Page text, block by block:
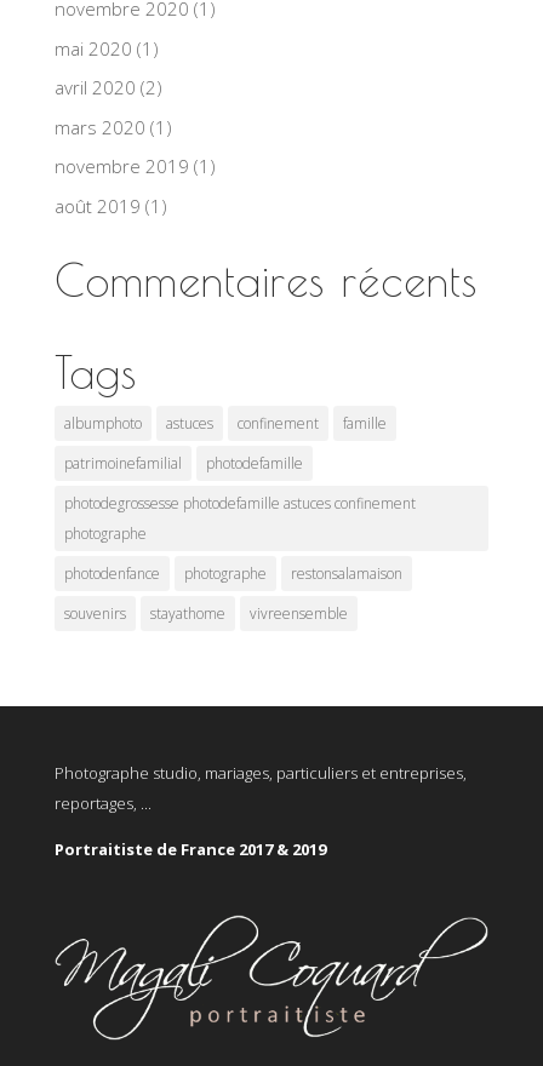
novembre 2020 (1)
mai 2020 (1)
avril 2020 (2)
mars 2020 (1)
novembre 2019 (1)
août 2019 (1)
Commentaires récents
Tags
albumphoto astuces confinement
famille
patrimoinefamilial
photodefamille
photodegrossesse photodefamille astuces confinement
photographe
photodenfance
photographe
restonsalamaison
souvenirs
stayathome vivreensemble
Photographe studio, mariages, particuliers et entreprises,
reportages, ...
Portraitiste de France 2017 & 2019